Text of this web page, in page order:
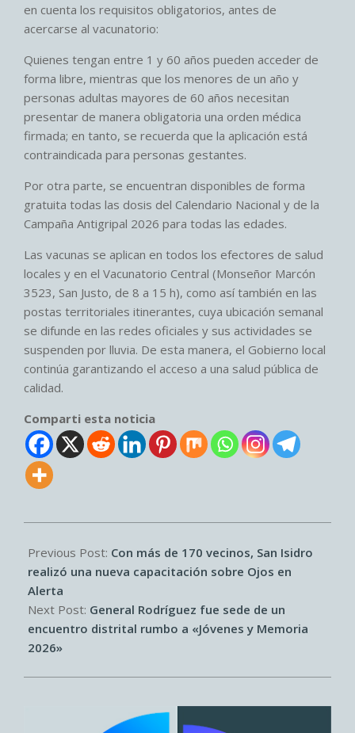
en cuenta los requisitos obligatorios, antes de
acercarse al vacunatorio:
Quienes tengan entre 1 y 60 años pueden acceder de
forma libre, mientras que los menores de un año y
personas adultas mayores de 60 años necesitan
presentar de manera obligatoria una orden médica
firmada; en tanto, se recuerda que la aplicación está
contraindicada para personas gestantes.
Por otra parte, se encuentran disponibles de forma
gratuita todas las dosis del Calendario Nacional y de la
Campaña Antigripal 2026 para todas las edades.
Las vacunas se aplican en todos los efectores de salud
locales y en el Vacunatorio Central (Monseñor Marcón
3523, San Justo, de 8 a 15 h), como así también en las
postas territoriales itinerantes, cuya ubicación semanal
se difunde en las redes oficiales y sus actividades se
suspenden por lluvia. De esta manera, el Gobierno local
continúa garantizando el acceso a una salud pública de
calidad.
Comparti esta noticia
07-
02
Previous Post: Con más de 170 vecinos, San Isidro
realizó una nueva capacitación sobre Ojos en
Alerta
Next Post: General Rodríguez fue sede de un
encuentro distrital rumbo a «Jóvenes y Memoria
2026»